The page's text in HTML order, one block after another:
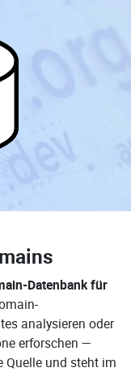
Datenbank für
analysieren oder
erforschen —
Quelle und steht im